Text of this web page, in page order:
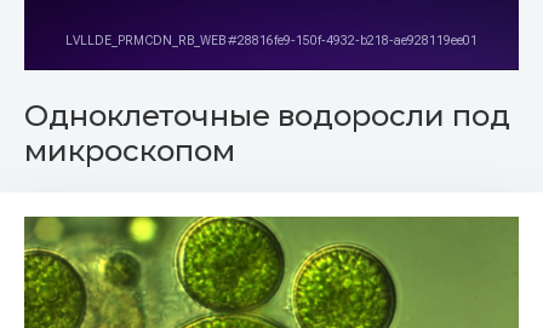
Одноклеточные водоросли под
микроскопом